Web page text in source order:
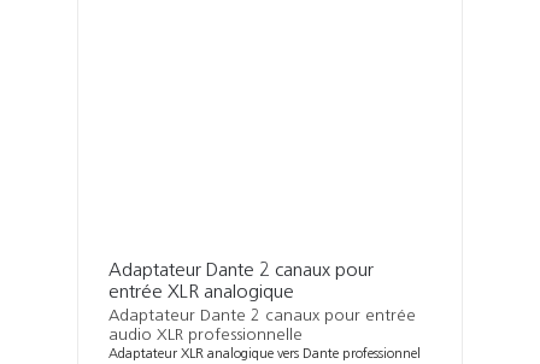
Adaptateur Dante 2 canaux pour
entrée XLR analogique
Adaptateur Dante 2 canaux pour entrée
audio XLR professionnelle
Adaptateur XLR analogique vers Dante professionnel